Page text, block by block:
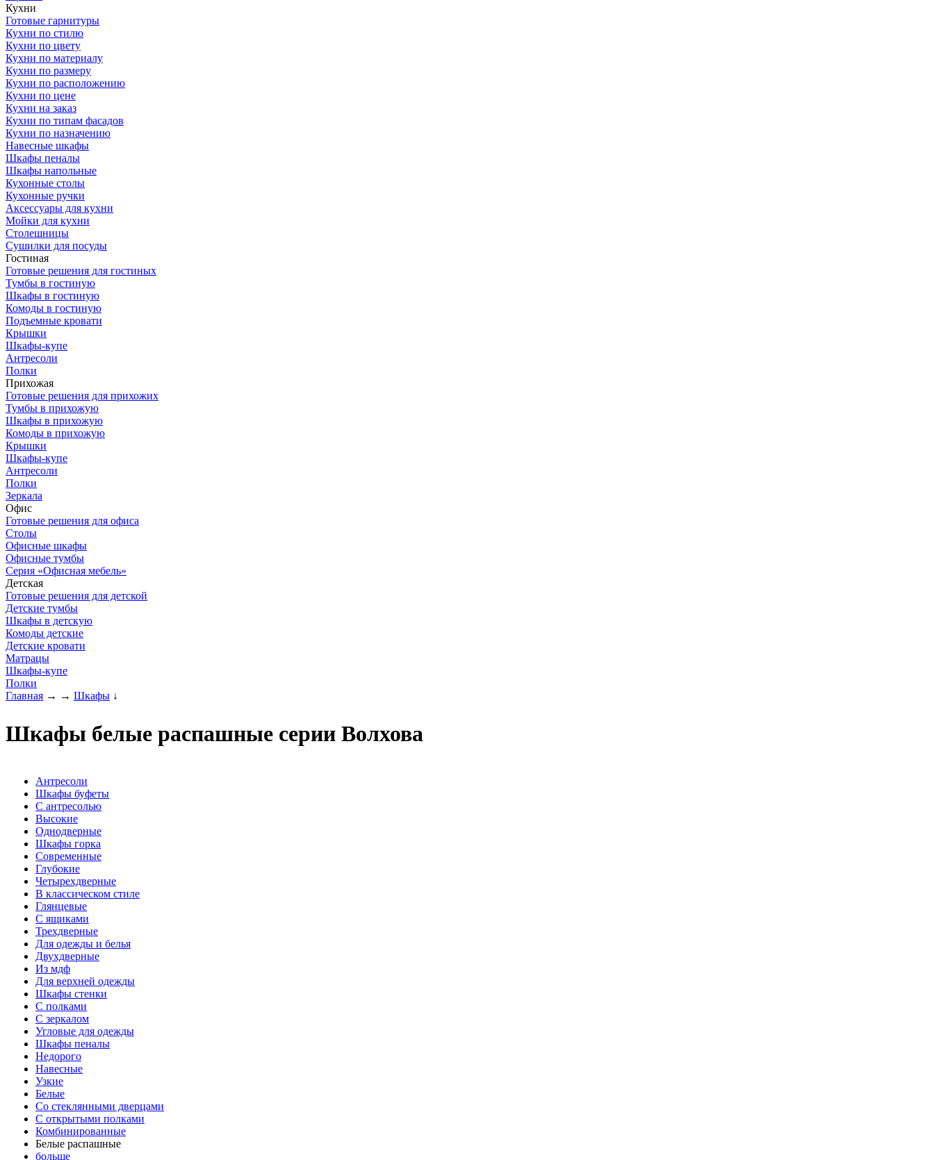
Кухни
Готовые гарнитуры
Кухни по стилю
Кухни по цвету
Кухни по материалу
Кухни по размеру
Кухни по расположению
Кухни по цене
Кухни на заказ
Кухни по типам фасадов
Кухни по назначению
Навесные шкафы
Шкафы пеналы
Шкафы напольные
Кухонные столы
Кухонные ручки
Аксессуары для кухни
Мойки для кухни
Столешницы
Сушилки для посуды
Гостиная
Готовые решения для гостиных
Тумбы в гостиную
Шкафы в гостиную
Комоды в гостиную
Подъемные кровати
Крышки
Шкафы-купе
Антресоли
Полки
Прихожая
Готовые решения для прихожих
Тумбы в прихожую
Шкафы в прихожую
Комоды в прихожую
Крышки
Шкафы-купе
Антресоли
Полки
Зеркала
Офис
Готовые решения для офиса
Столы
Офисные шкафы
Офисные тумбы
Серия «Офисная мебель»
Детская
Готовые решения для детской
Детские тумбы
Шкафы в детскую
Комоды детские
Детские кровати
Матрацы
Шкафы-купе
Полки
Главная → → Шкафы ↓
Шкафы белые распашные серии Волхова
Антресоли
Шкафы буфеты
С антресолью
Высокие
Однодверные
Шкафы горка
Современные
Глубокие
Четырехдверные
В классическом стиле
Глянцевые
С ящиками
Трехдверные
Для одежды и белья
Двухдверные
Из мдф
Для верхней одежды
Шкафы стенки
С полками
С зеркалом
Угловые для одежды
Шкафы пеналы
Недорого
Навесные
Узкие
Белые
Со стеклянными дверцами
С открытыми полками
Комбинированные
Белые распашные
больше